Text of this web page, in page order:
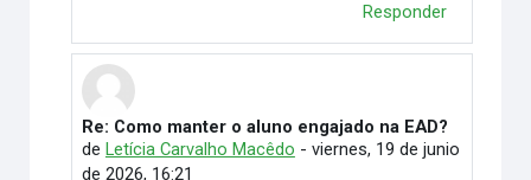
Responder
En respuesta a Vitória Duarte Wingert
Re: Como manter o aluno engajado na EAD?
de Letícia Carvalho Macêdo - viernes, 19 de junio
de 2026, 16:21